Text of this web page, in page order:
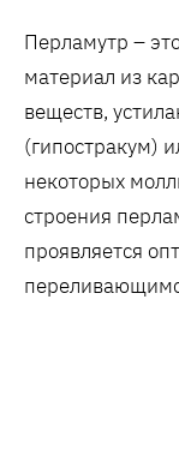
Перламутр –
материал из
веществ,
(гипостракум)
некоторых
строения
проявляется